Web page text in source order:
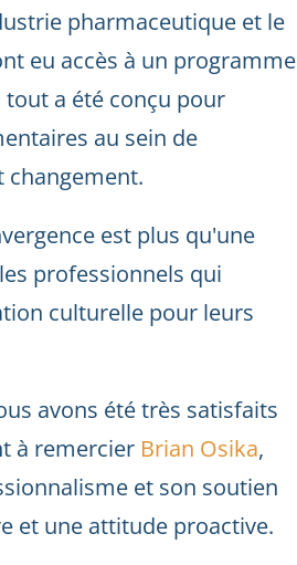
pharmaceutique et le
eu accès à un programme
tout a été conçu pour
au sein de
changement.
est plus qu'une
professionnels qui
culturelle pour leurs
avons été très satisfaits
à remercier Brian Osika,
et son soutien
et une attitude proactive.